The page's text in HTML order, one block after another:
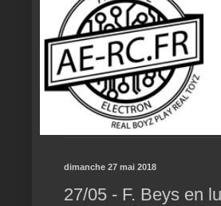
dimanche 27 mai 2018
27/05 - F. Beys en